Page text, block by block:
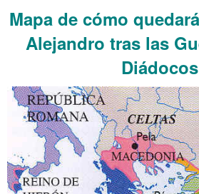
Mapa de cómo
Alejandro tras las
Diádocos